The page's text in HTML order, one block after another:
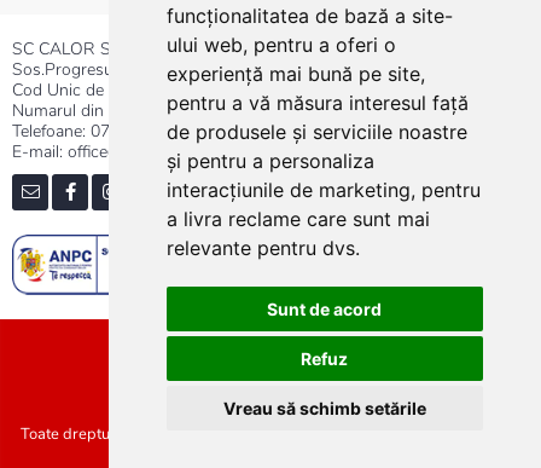
funcționalitatea de bază a site-
ului web, pentru a oferi o
experiență mai bună pe site,
pentru a vă măsura interesul față
de produsele și serviciile noastre
și pentru a personaliza
interacțiunile de marketing, pentru
a livra reclame care sunt mai
relevante pentru dvs.
Sunt de acord
Refuz
Vreau să schimb setările
SC CALOR SRL
Sos.Progresului nr.30-40, Sector 5, Bucuresti
Cod Unic de Inregistrare: RO 3004724
Numarul din Registrul Comertului:J40/13176/1991
Telefoane: 0737.23.44.44|021.411.44.44
E-mail: office@calor.ro
Toate drepturile rezervate SC Calor SRL :: Copyright 2021 :: Realizat de